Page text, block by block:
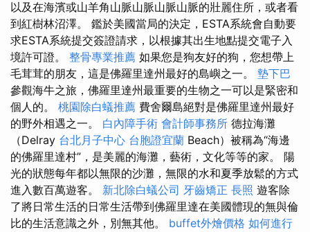
以及在海濱或山羊角山脈山脈山脈山脈的壯麗住所，或者看
到紅樹林沼澤。 鑑於美國當局的決定，ESTA系統會自動要
求ESTA系統提交簽證請求，以根據其出生地點提交電子入
境許可證。 整骨專業推薦 如果您是狗友好的狗，您想帶上
毛茸茸的朋友，這是佛羅里達州最好的島嶼之一。 墊下巴
參觀海牛之旅，佛羅里達州最重要的生物之一可以是緊密和
個人的。 桃園除白蟻推薦 費舍爾島絕對是佛羅里達州最好
的野外相遇之一。 白內障手術 會計師事務所 德拉海灘
（Delray 台北月子中心 台胞證宜蘭 Beach）被稱為“海邊
的佛羅里達村”，是美麗的海灘，藝術，文化等等的家。 陽
光的狀態每年都以無限的沙灘，無限的水和夏季放鬆的方式
進入數百萬遊客。 新北除白蟻公司 牙齒矯正 長照 遊客除
了將日常生活的日常生活帶到佛羅里達在美國體現的無與倫
比的生活意識之外，別無其他。 buffet外燴價格 如何進行